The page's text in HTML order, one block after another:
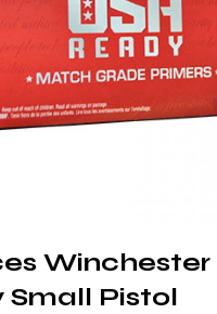
Winchester
Small Pistol